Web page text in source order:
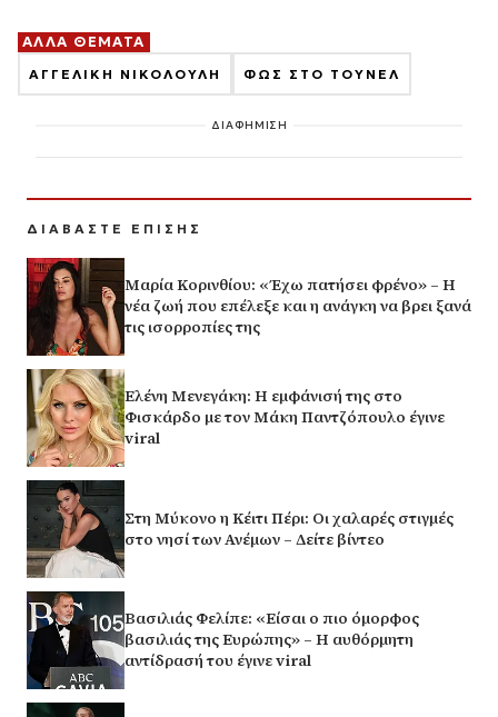
ΑΛΛΑ ΘΕΜΑΤΑ
ΑΓΓΕΛΙΚΗ ΝΙΚΟΛΟΥΛΗ ΦΩΣ ΣΤΟ ΤΟΥΝΕΛ
ΔΙΑΦΗΜΙΣΗ
ΔΙΑΒΑΣΤΕ ΕΠΙΣΗΣ
Μαρία Κορινθίου: «Έχω πατήσει φρένο» – Η
νέα ζωή που επέλεξε και η ανάγκη να βρει ξανά
τις ισορροπίες της
Ελένη Μενεγάκη: Η εμφάνισή της στο
Φισκάρδο με τον Μάκη Παντζόπουλο έγινε
viral
Στη Μύκονο η Κέιτι Πέρι: Οι χαλαρές στιγμές
στο νησί των Ανέμων – Δείτε βίντεο
Βασιλιάς Φελίπε: «Είσαι ο πιο όμορφος
βασιλιάς της Ευρώπης» – Η αυθόρμητη
αντίδρασή του έγινε viral